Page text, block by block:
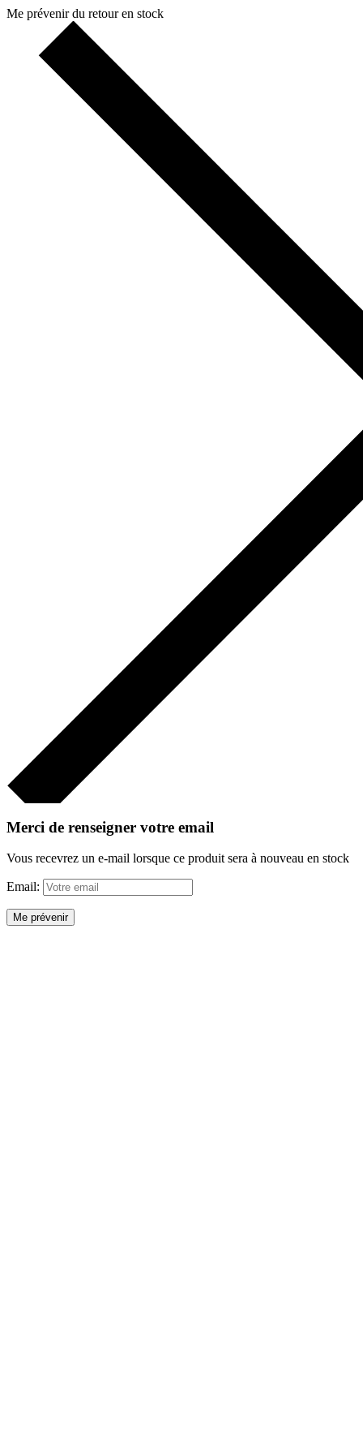
Me prévenir du retour en stock
Merci de renseigner votre email
Vous recevrez un e-mail lorsque ce produit sera à nouveau en stock
Email:
Me prévenir